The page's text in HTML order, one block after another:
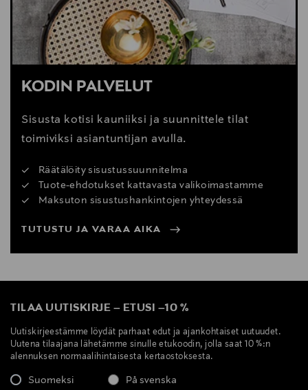
KODIN PALVELUT
Sisusta kotisi kauniiksi ja suunnittele tilat
toimiviksi asiantuntijan avulla.
Räätälöity sisustussuunnitelma
Tuote-ehdotukset kattavasta valikoimastamme
Maksuton sisustushankintojen yhteydessä
TUTUSTU JA VARAA AIKA
TILAA UUTISKIRJE – ETUSI –10 %
Uutiskirjeestämme löydät parhaat edut ja ajankohtaiset uutuudet.
Uutena tilaajana lähetämme sinulle etukoodin, jolla saat 10 %:n
alennuksen normaalihintaisesta kertaostoksesta.
Suomeksi På svenska